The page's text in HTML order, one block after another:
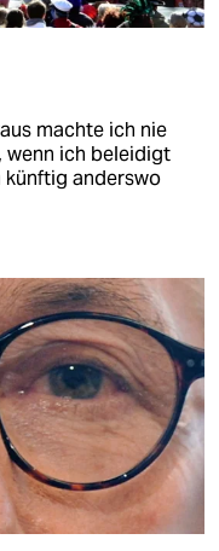
machte ich nie
wenn ich beleidigt
künftig anderswo